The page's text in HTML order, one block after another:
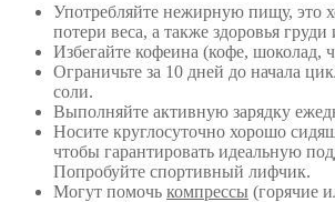
Употребляйте нежирную пищу, это
потери веса, а также здоровья
Избегайте кофеина (кофе, шоколад,
Ограничьте за 10 дней до начала
соли.
Выполняйте активную зарядку
Носите круглосуточно хорошо
чтобы гарантировать идеальную
Попробуйте спортивный лифчик.
Могут помочь компрессы (горячие